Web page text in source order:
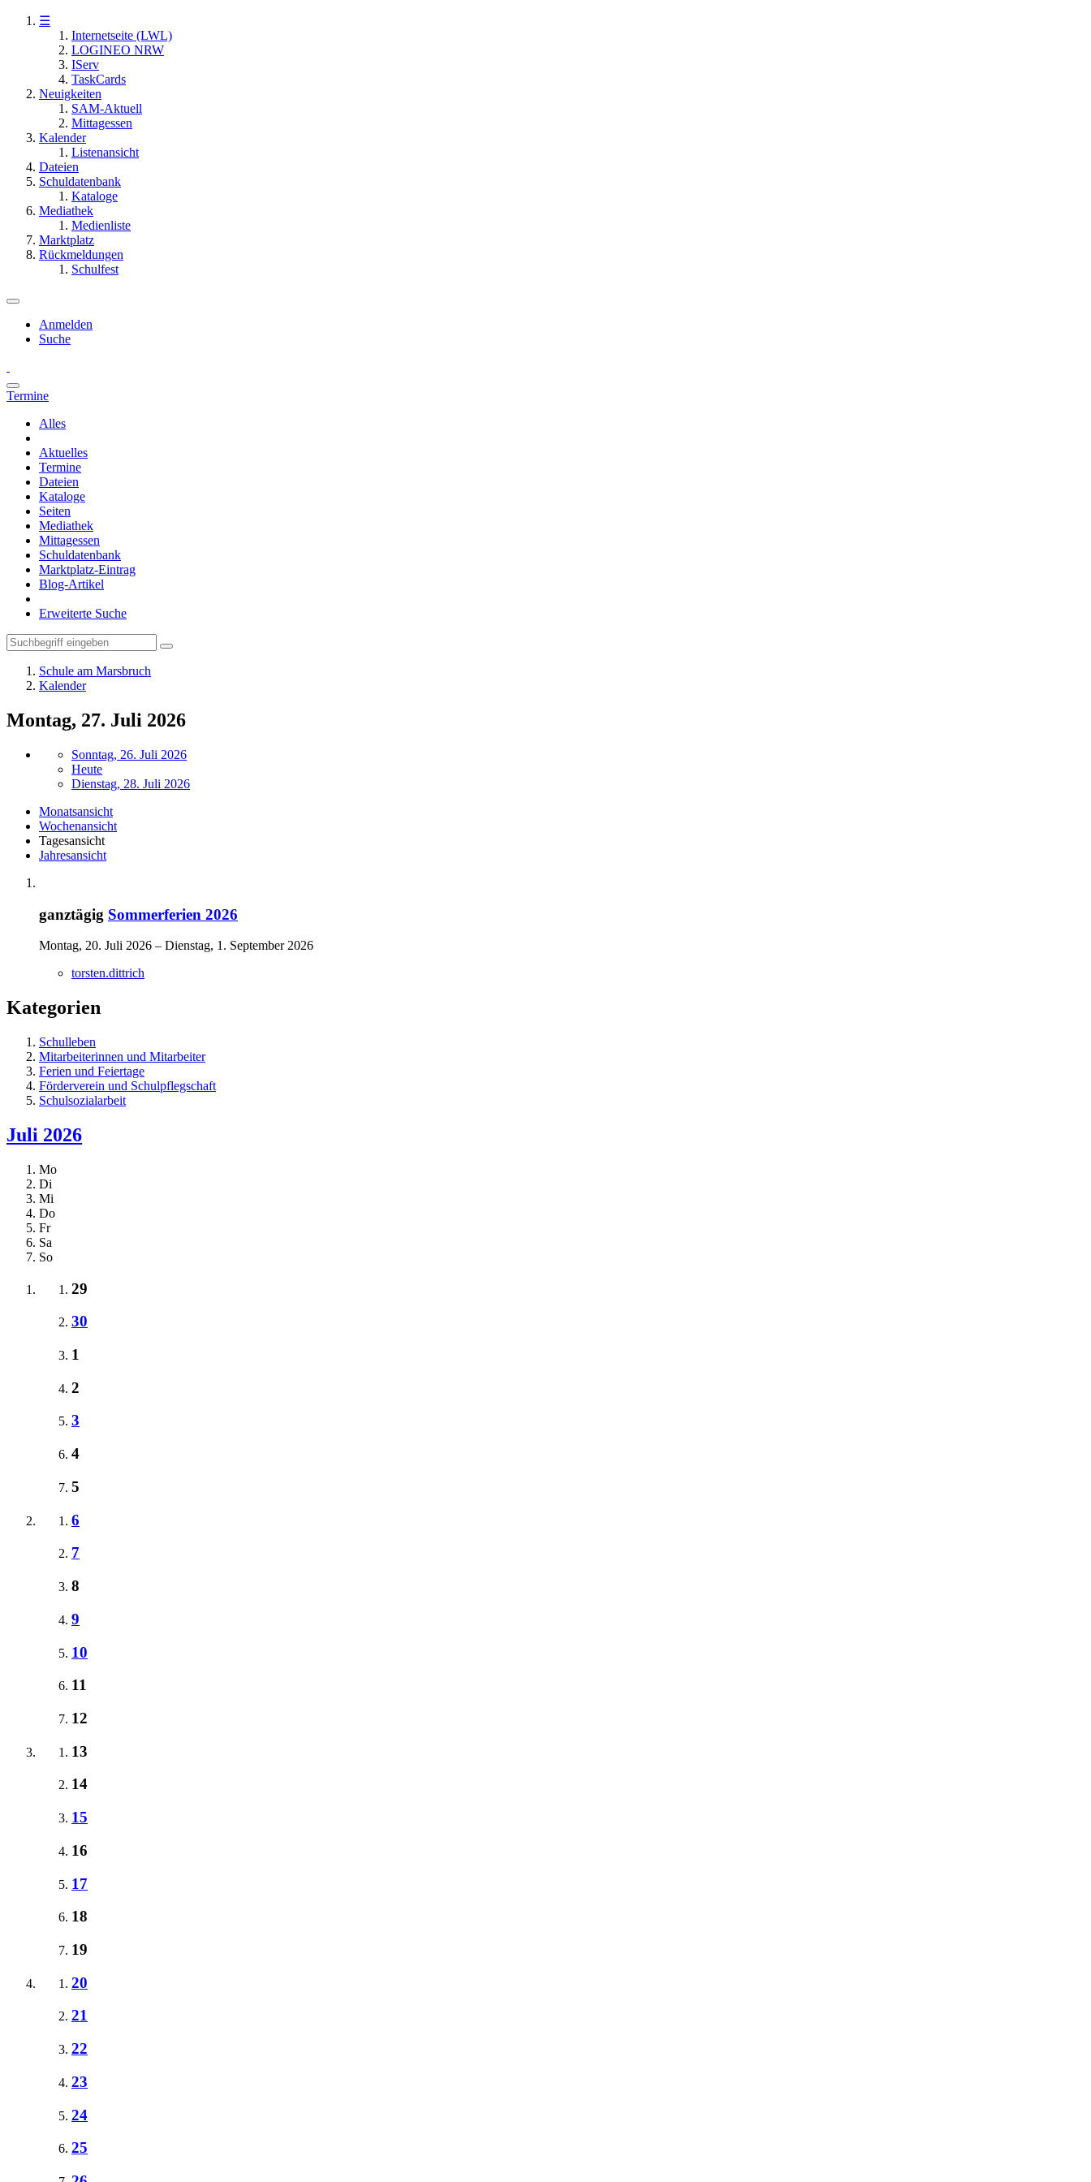
☰
Internetseite (LWL)
LOGINEO NRW
IServ
TaskCards
Neuigkeiten
SAM-Aktuell
Mittagessen
Kalender
Listenansicht
Dateien
Schuldatenbank
Kataloge
Mediathek
Medienliste
Marktplatz
Rückmeldungen
Schulfest
Anmelden
Suche
Termine
Alles
Aktuelles
Termine
Dateien
Kataloge
Seiten
Mediathek
Mittagessen
Schuldatenbank
Marktplatz-Eintrag
Blog-Artikel
Erweiterte Suche
Schule am Marsbruch
Kalender
Montag, 27. Juli 2026
Sonntag, 26. Juli 2026
Heute
Dienstag, 28. Juli 2026
Monatsansicht
Wochenansicht
Tagesansicht
Jahresansicht
ganztägig Sommerferien 2026
Montag, 20. Juli 2026 – Dienstag, 1. September 2026
torsten.dittrich
Kategorien
Schulleben
Mitarbeiterinnen und Mitarbeiter
Ferien und Feiertage
Förderverein und Schulpflegschaft
Schulsozialarbeit
Juli 2026
Mo
Di
Mi
Do
Fr
Sa
So
29
30
1
2
3
4
5
6
7
8
9
10
11
12
13
14
15
16
17
18
19
20
21
22
23
24
25